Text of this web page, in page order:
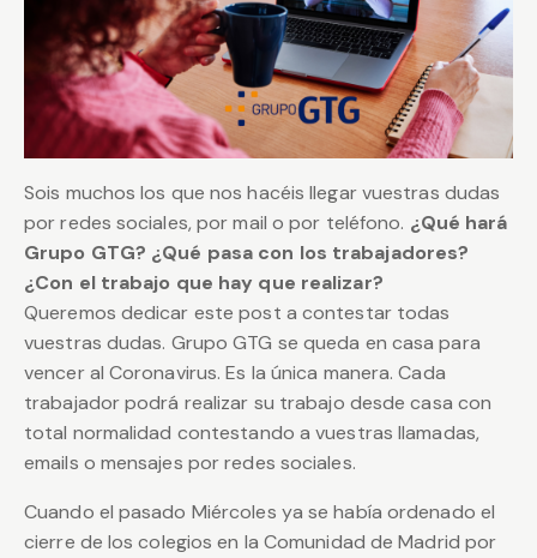
Sois muchos los que nos hacéis llegar vuestras dudas
por redes sociales, por mail o por teléfono. ¿Qué hará
Grupo GTG? ¿Qué pasa con los trabajadores?
¿Con el trabajo que hay que realizar?
Queremos dedicar este post a contestar todas
vuestras dudas. Grupo GTG se queda en casa para
vencer al Coronavirus. Es la única manera. Cada
trabajador podrá realizar su trabajo desde casa con
total normalidad contestando a vuestras llamadas,
emails o mensajes por redes sociales.
Cuando el pasado Miércoles ya se había ordenado el
cierre de los colegios en la Comunidad de Madrid por